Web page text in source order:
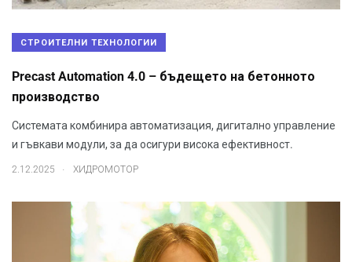
СТРОИТЕЛНИ ТЕХНОЛОГИИ
Precast Automation 4.0 – бъдещето на бетонното
производство
Системата комбинира автоматизация, дигитално управление
и гъвкави модули, за да осигури висока ефективност.
2.12.2025 . ХИДРОМОТОР